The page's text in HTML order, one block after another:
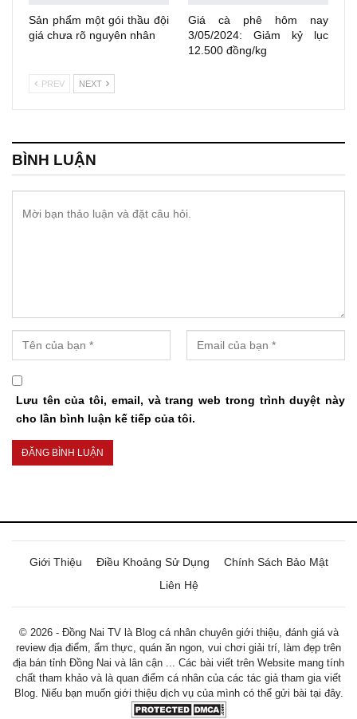
Sản phẩm một gói thầu đội
giá chưa rõ nguyên nhân
Giá cà phê hôm nay
3/05/2024: Giảm kỷ lục
12.500 đồng/kg
PREV NEXT
BÌNH LUẬN
Lưu tên của tôi, email, và trang web trong trình duyệt này
cho lần bình luận kế tiếp của tôi.
Giới Thiệu Điều Khoảng Sử Dụng
Chính Sách Bảo Mật
Liên Hệ
© 2026 - Đồng Nai TV là Blog cá nhân chuyên giới thiệu, đánh giá và
review địa điểm, ẩm thực, quán ăn ngon, vui chơi giải trí, làm đẹp trên
địa bán tỉnh Đồng Nai và lân cận ... Các bài viết trên Website mang tính
chất tham khảo và là quan điểm cá nhân của các tác giả tham gia viết
Blog. Niếu bạn muốn giới thiệu dịch vụ của mình có thể gửi bài tại đây.